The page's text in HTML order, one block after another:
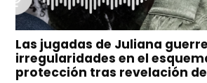
Las jugadas de Juliana
irregularidades en el
protección tras revelación